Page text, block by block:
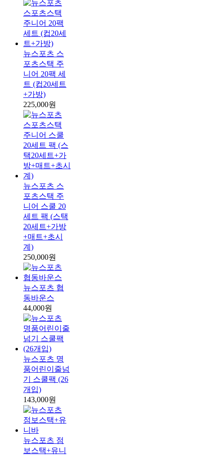
뉴스포츠 스
포츠스택 주
니어 20팩 세
트 (컵20세트
+가방)
225,000원
뉴스포츠 스
포츠스택 주
니어 스쿨 20
세트 팩 (스택
20세트+가방
+매트+초시
계)
250,000원
뉴스포츠 협
동바운스
44,000원
뉴스포츠 명
품어린이줄넘
기 스쿨팩 (26
개입)
143,000원
뉴스포츠 점
보스택+유니